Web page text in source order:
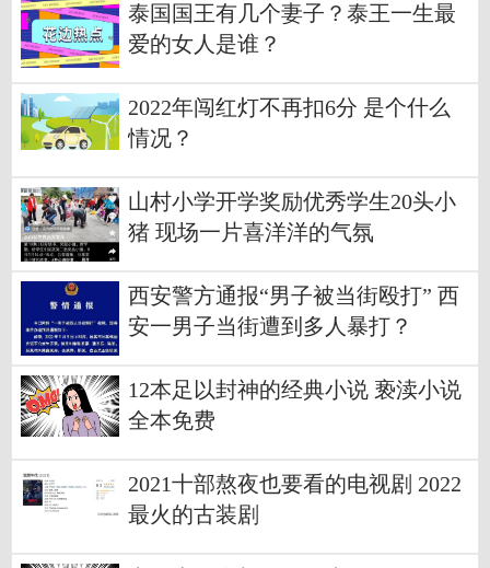
泰国国王有几个妻子？泰王一生最
爱的女人是谁？
2022年闯红灯不再扣6分 是个什么
情况？
山村小学开学奖励优秀学生20头小
猪 现场一片喜洋洋的气氛
西安警方通报“男子被当街殴打” 西
安一男子当街遭到多人暴打？
12本足以封神的经典小说 亵渎小说
全本免费
2021十部熬夜也要看的电视剧 2022
最火的古装剧